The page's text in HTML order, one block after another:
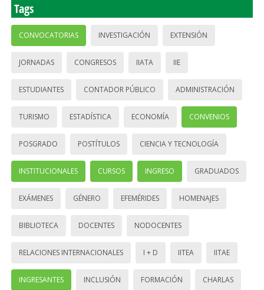
Tags
CONVOCATORIAS INVESTIGACIÓN EXTENSIÓN
JORNADAS CONGRESOS IIATA IIE
ESTUDIANTES CONTADOR PÚBLICO ADMINISTRACIÓN
TURISMO ESTADÍSTICA ECONOMÍA CONVENIOS
POSGRADO POSTÍTULOS CIENCIA Y TECNOLOGÍA
INSTITUCIONALES CURSOS INGRESO GRADUADOS
EXÁMENES GÉNERO EFEMÉRIDES HOMENAJES
BIBLIOTECA DOCENTES NODOCENTES
RELACIONES INTERNACIONALES I + D IITEA IITAE
INGRESANTES INCLUSIÓN FORMACIÓN CHARLAS